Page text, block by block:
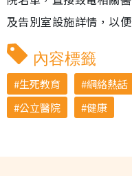
及告別室設施詳情，以
內容標籤
生死教育 網絡熱話
公立醫院
健康